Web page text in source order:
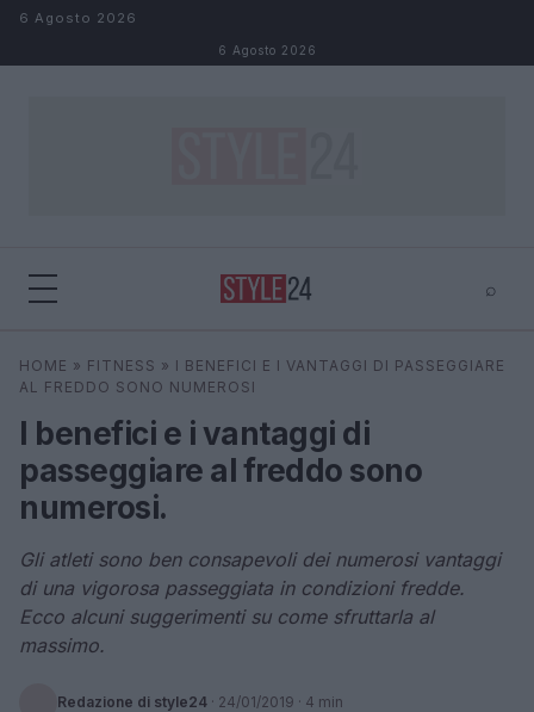
Salta al contenuto
6 Agosto 2026
6 Agosto 2026
⌕
Cerca ⌕ ×
HOME » FITNESS » I BENEFICI E I VANTAGGI DI PASSEGGIARE
AL FREDDO SONO NUMEROSI
I benefici e i vantaggi di
passeggiare al freddo sono
numerosi.
Gli atleti sono ben consapevoli dei numerosi vantaggi
di una vigorosa passeggiata in condizioni fredde.
Ecco alcuni suggerimenti su come sfruttarla al
massimo.
Redazione di style24 · 24/01/2019 · 4 min